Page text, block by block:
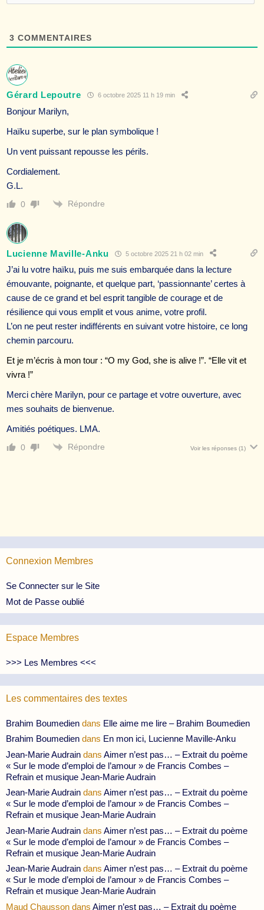
3 COMMENTAIRES
Gérard Lepoutre 6 octobre 2025 11 h 19 min
Bonjour Marilyn,
Haïku superbe, sur le plan symbolique !
Un vent puissant repousse les périls.
Cordialement.
G.L.
0 Répondre
Lucienne Maville-Anku 5 octobre 2025 21 h 02 min
J’ai lu votre haïku, puis me suis embarquée dans la lecture
émouvante, poignante, et quelque part, ‘passionnante’ certes à
cause de ce grand et bel esprit tangible de courage et de
résilience qui vous emplit et vous anime, votre profil.
L’on ne peut rester indifférents en suivant votre histoire, ce long
chemin parcouru.
Et je m’écris à mon tour : “O my God, she is alive !”. “Elle vit et
vivra !”
Merci chère Marilyn, pour ce partage et votre ouverture, avec
mes souhaits de bienvenue.
Amitiés poétiques. LMA.
0 Répondre Voir les réponses (1)
Connexion Membres
Se Connecter sur le Site
Mot de Passe oublié
Espace Membres
>>> Les Membres <<<
Les commentaires des textes
Brahim Boumedien dans Elle aime me lire – Brahim Boumedien
Brahim Boumedien dans En mon ici, Lucienne Maville-Anku
Jean-Marie Audrain dans Aimer n’est pas… – Extrait du poème
« Sur le mode d’emploi de l’amour » de Francis Combes –
Refrain et musique Jean-Marie Audrain
Jean-Marie Audrain dans Aimer n’est pas… – Extrait du poème
« Sur le mode d’emploi de l’amour » de Francis Combes –
Refrain et musique Jean-Marie Audrain
Jean-Marie Audrain dans Aimer n’est pas… – Extrait du poème
« Sur le mode d’emploi de l’amour » de Francis Combes –
Refrain et musique Jean-Marie Audrain
Jean-Marie Audrain dans Aimer n’est pas… – Extrait du poème
« Sur le mode d’emploi de l’amour » de Francis Combes –
Refrain et musique Jean-Marie Audrain
Maud Chausson dans Aimer n’est pas… – Extrait du poème